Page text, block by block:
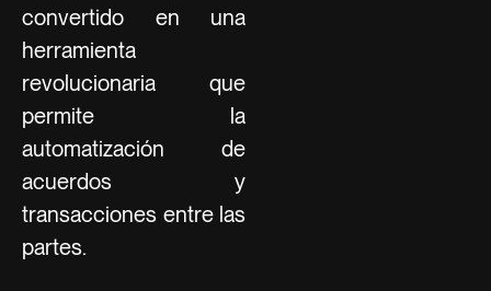
convertido en una
herramienta
revolucionaria que
permite la
automatización de
acuerdos y
transacciones entre las
partes.